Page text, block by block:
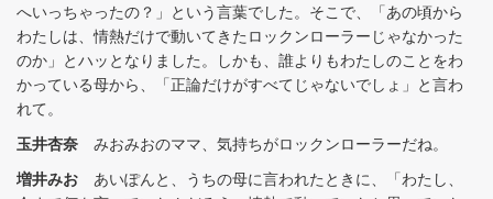
へいっちゃったの？」という言葉でした。そこで、「あの頃から
わたしは、情熱だけで動いてきたロックンローラーじゃなかった
のか」とハッとなりました。しかも、誰よりもわたしのことをわ
かっている母から、「正論だけがすべてじゃないでしょ」と言わ
れて。
玉井杏奈 みおみおのママ、気持ちがロックンローラーだね。
増井みお あいぽんと、うちの母に言われたときに、「わたし、